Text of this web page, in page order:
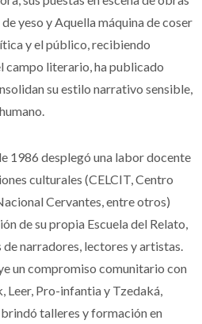
yeso y Aquella máquina de coser
y el público, recibiendo
campo literario, ha publicado
su estilo narrativo sensible,
1986 desplegó una labor docente
culturales (CELCIT, Centro
Cervantes, entre otros)
de su propia Escuela del Relato,
narradores, lectores y artistas.
un compromiso comunitario con
Leer, Pro-infantia y Tzedaká,
talleres y formación en